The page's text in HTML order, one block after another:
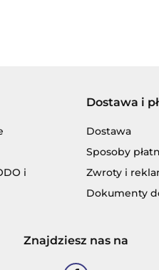
BLASER
CASTROL
i
Dostawa i
Dostawa
Sposoby
Zwroty i
Dokumenty
Znajdziesz nas na